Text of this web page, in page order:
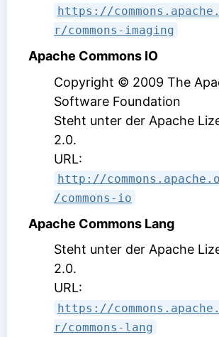
https://
r/commons-imaging
Apache Commons IO
Copyright © 2009 The
Software Foundation
Steht unter der Apache
2.0.
URL:
http://
/commons-io
Apache Commons Lang
Steht unter der Apache
2.0.
URL:
https://
r/commons-lang